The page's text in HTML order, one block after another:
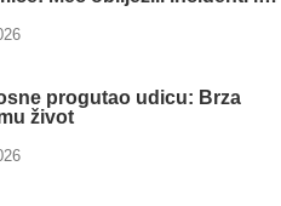
progutao udicu: Brza
život